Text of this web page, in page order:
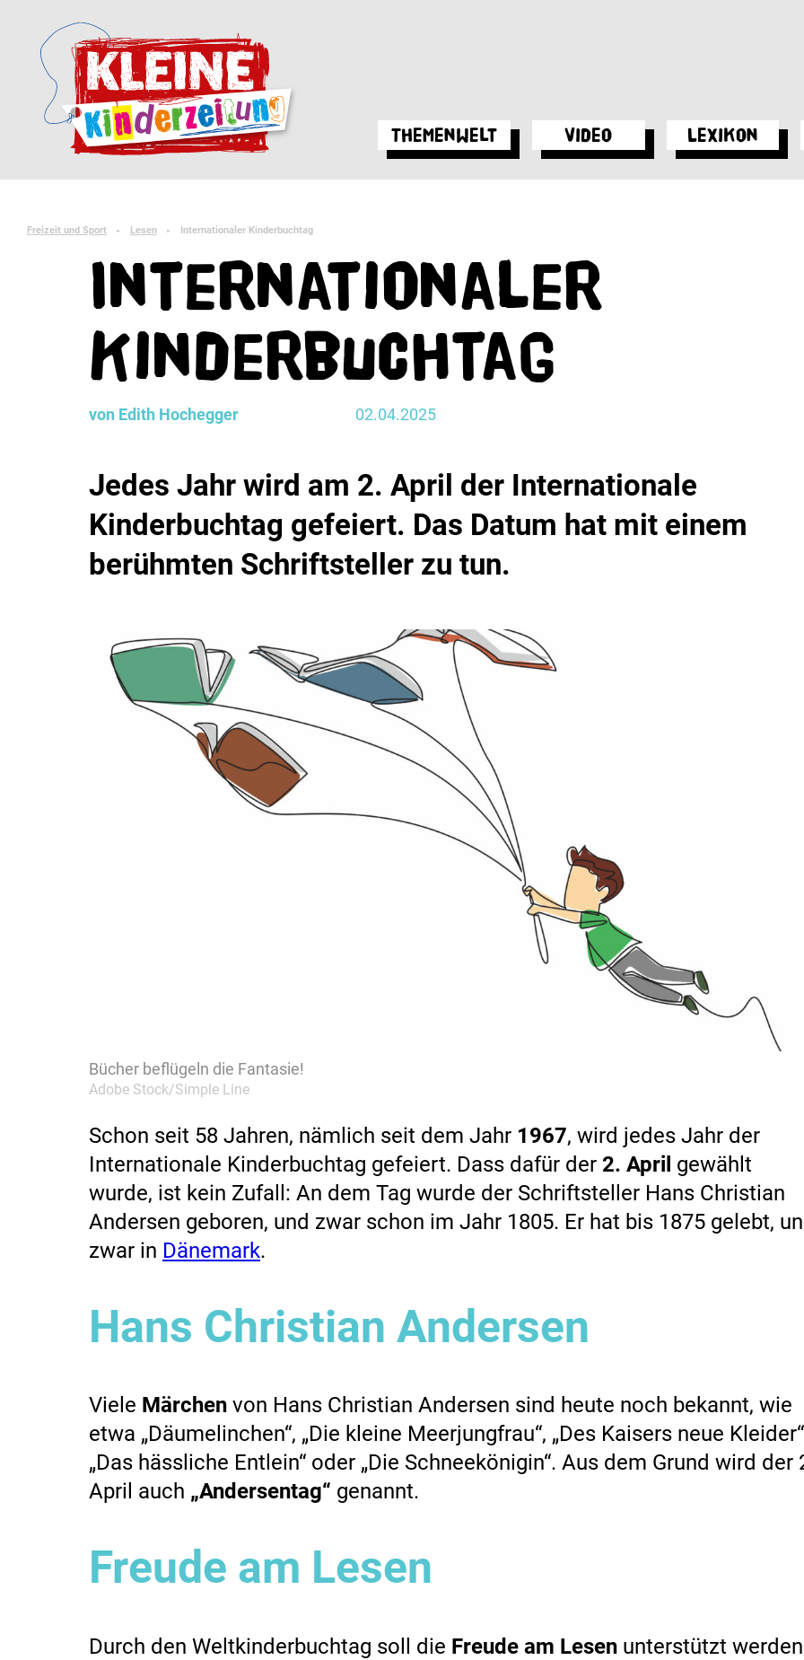
Themenwelt Video Lexikon
Freizeit und Sport ► Lesen ► Internationaler Kinderbuchtag
Internationaler
Kinderbuchtag
von Edith Hochegger 02.04.2025
Jedes Jahr wird am 2. April der Internationale
Kinderbuchtag gefeiert. Das Datum hat mit einem
berühmten Schriftsteller zu tun.
Bücher beflügeln die Fantasie!
Adobe Stock/Simple Line
Schon seit 58 Jahren, nämlich seit dem Jahr 1967, wird jedes Jahr der
Internationale Kinderbuchtag gefeiert. Dass dafür der 2. April gewählt
wurde, ist kein Zufall: An dem Tag wurde der Schriftsteller Hans Christian
Andersen geboren, und zwar schon im Jahr 1805. Er hat bis 1875 gelebt,
zwar in Dänemark.
Hans Christian Andersen
Viele Märchen von Hans Christian Andersen sind heute noch bekannt, wie
etwa „Däumelinchen“, „Die kleine Meerjungfrau“, „Des Kaisers neue
„Das hässliche Entlein“ oder „Die Schneekönigin“. Aus dem Grund wird der
April auch „Andersentag“ genannt.
Freude am Lesen
Durch den Weltkinderbuchtag soll die Freude am Lesen unterstützt